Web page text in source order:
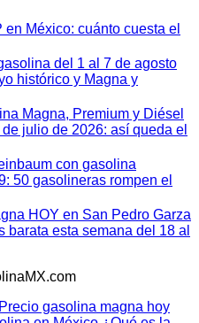
México: cuánto cuesta el
del 1 al 7 de agosto
histórico y Magna y
Magna, Premium y Diésel
julio de 2026: así queda el
con gasolina
50 gasolineras rompen el
HOY en San Pedro Garza
barata esta semana del 18 al
Precio gasolina magna hoy